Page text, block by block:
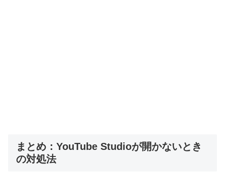
まとめ：YouTube Studioが開かないとき
の対処法